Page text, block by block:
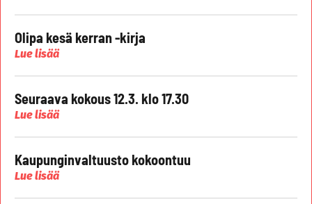
Olipa kesä kerran -kirja
Lue lisää
Seuraava kokous 12.3. klo 17.30
Lue lisää
Kaupunginvaltuusto kokoontuu
Lue lisää